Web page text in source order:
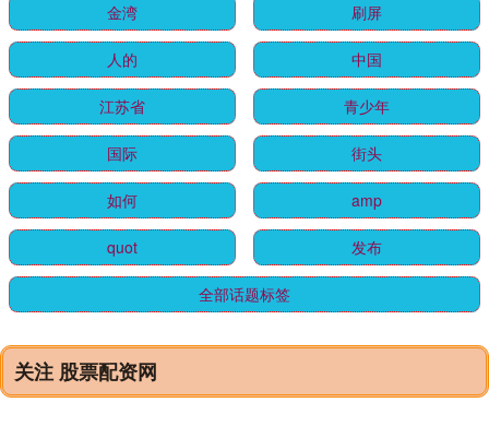
金湾 刷屏
人的 中国
江苏省 青少年
国际 街头
如何 amp
quot 发布
全部话题标签
关注 股票配资网